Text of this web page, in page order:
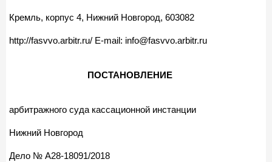
Кремль, корпус 4, Нижний Новгород, 603082
http://fasvvo.arbitr.ru/ E-mail: info@fasvvo.arbitr.ru
ПОСТАНОВЛЕНИЕ
арбитражного суда кассационной инстанции
Нижний Новгород
Дело № А28-18091/2018